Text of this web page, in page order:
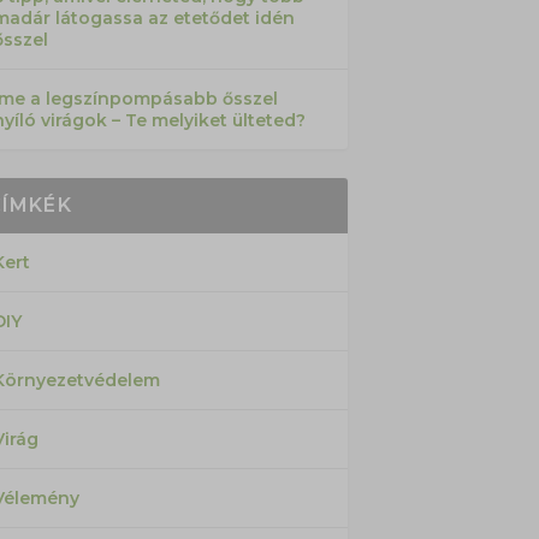
látogassa az etetődet idén
a legszínpompásabb ősszel
virágok – Te melyiket ülteted?